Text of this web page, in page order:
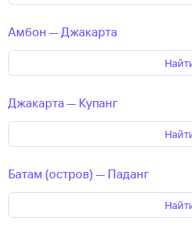
Амбон — Джакарта
Джакарта — Купанг
Батам (остров) — Паданг